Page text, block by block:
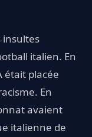
insultes
italien. En
était placée
En
avaient
italienne de